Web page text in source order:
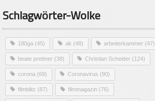
Schlagwörter-Wolke
180ga (45) ak (48) arbeiterkammer (47)
beate prettner (38) Christian Scheider (124)
corona (69) Coronavirus (90)
filmblitz (87) filmmagazin (76)